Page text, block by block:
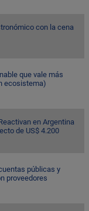
con la cena
que vale más
ecosistema)
en Argentina
de US$ 4.200
públicas y
proveedores